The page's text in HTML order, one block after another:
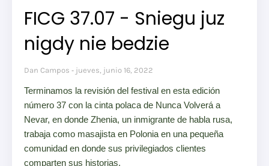
FICG 37.07 - Sniegu juz
nigdy nie bedzie
Dan Campos jueves, junio 16, 2022
Terminamos la revisión del festival en esta edición
número 37 con la cinta polaca de Nunca Volverá a
Nevar, en donde Zhenia, un inmigrante de habla rusa,
trabaja como masajista en Polonia en una pequeña
comunidad en donde sus privilegiados clientes
comparten sus historias.